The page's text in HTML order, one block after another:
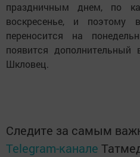
праздничным днем, по
воскресенье, и поэтому
переносится на
появится дополнительный
Шкловец.
Следите за самым
Telegram-канале